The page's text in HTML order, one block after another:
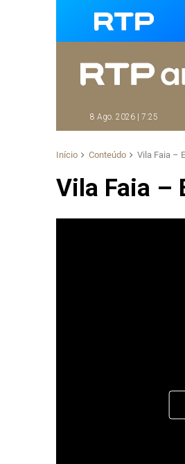
8 Ago. 2026 | 7:25
Início Conteúdo Vila Faia –
Vila Faia –